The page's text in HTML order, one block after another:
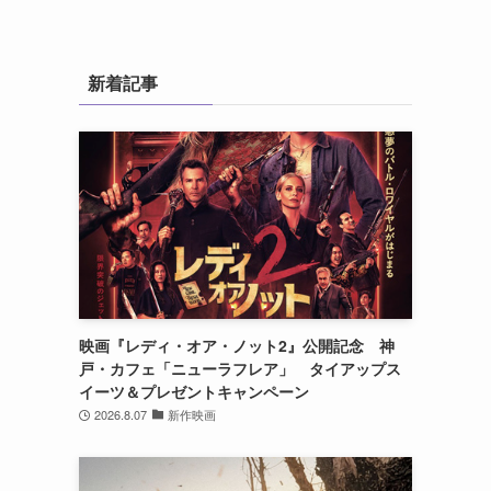
新着記事
映画『レディ・オア・ノット2』公開記念 神
戸・カフェ「ニューラフレア」 タイアップス
イーツ＆プレゼントキャンペーン
2026.8.07 新作映画